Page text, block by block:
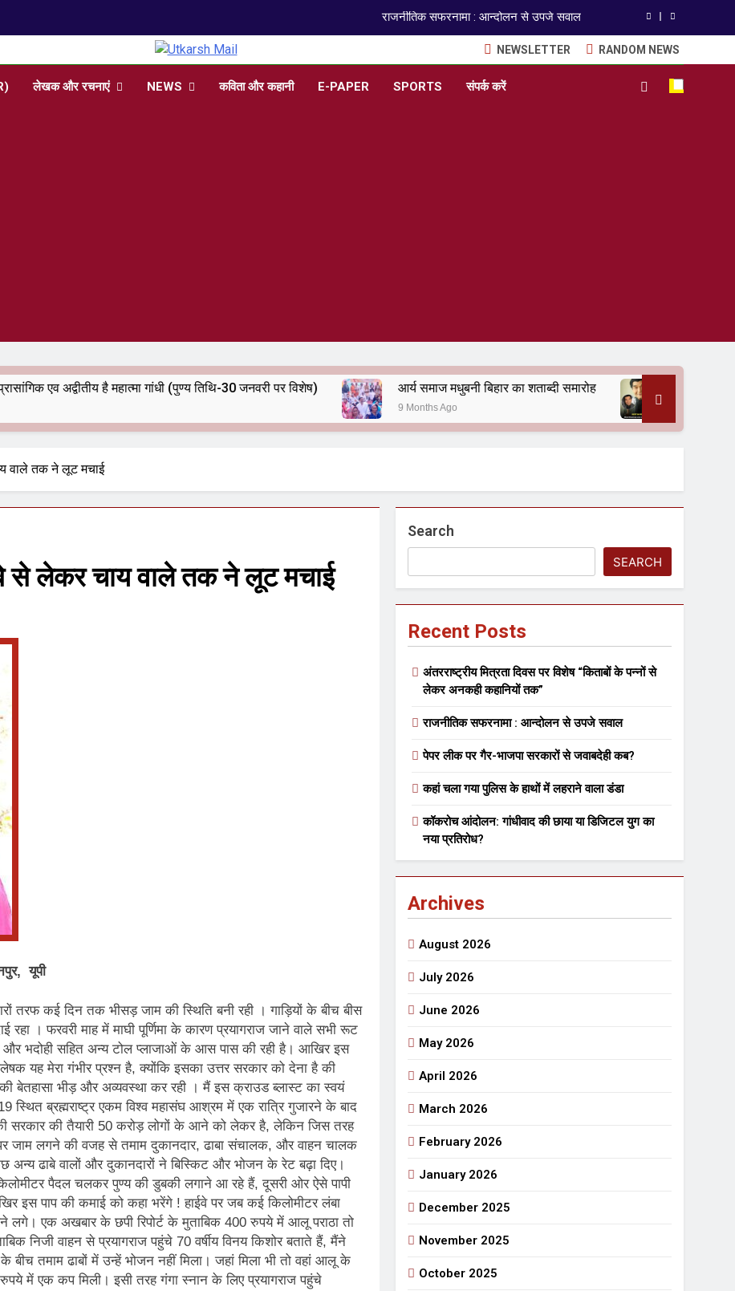
राजनीतिक सफरनामा : आन्दोलन से उपजे सवाल
पेपर लीक पर गैर-भाजपा सरकारों से जवाबदेही कब?
कहां चला गया पुलिस के हाथों में लहराने वाला डंडा
Mail
NEWSLETTER RANDOM NEWS
लेखक और रचनाएं NEWS कविता और कहानी E-PAPER SPORTS संपर्क करें
भारतीय राजनीति में आज भी प्रासांगिक एव अद्वीतीय है महात्मा गांधी (पुण्य तिथि-30 जनवरी पर विशेष) आर्य समाज मधुबनी बिहार का शताब्दी समारोह
9 Months Ago
अलविदा “अंग्रेज़ों के ज़माने के
10 Months Ago
वाले तक ने लूट मचाई
से लेकर चाय वाले तक ने लूट मचाई
यूपी
तरफ कई दिन तक भीसड़ जाम की स्थिति बनी रही । गाड़ियों के बीच बीस
। फरवरी माह में माघी पूर्णिमा के कारण प्रयागराज जाने वाले सभी रूट
भदोही सहित अन्य टोल प्लाजाओं के आस पास की रही है। आखिर इस
यह मेरा गंभीर प्रश्न है, क्योंकि इसका उत्तर सरकार को देना है की
बेतहासा भीड़ और अव्यवस्था कर रही । मैं इस क्राउड ब्लास्ट का स्वयं
स्थित ब्रह्मराष्ट्र एकम विश्व महासंघ आश्रम में एक रात्रि गुजारने के बाद
सरकार की तैयारी 50 करोड़ लोगों के आने को लेकर है, लेकिन जिस तरह
जाम लगने की वजह से तमाम दुकानदार, ढाबा संचालक, और वाहन चालक
ढाबे वालों और दुकानदारों ने बिस्किट और भोजन के रेट बढ़ा दिए।
पैदल चलकर पुण्य की डुबकी लगाने आ रहे हैं, दूसरी ओर ऐसे पापी
इस पाप की कमाई को कहा भरेंगे ! हाईवे पर जब कई किलोमीटर लंबा
लगे। एक अखबार के छपी रिपोर्ट के मुताबिक 400 रुपये में आलू पराठा तो
निजी वाहन से प्रयागराज पहुंचे 70 वर्षीय विनय किशोर बताते हैं, मैंने
तमाम ढाबों में उन्हें भोजन नहीं मिला। जहां मिला भी तो वहां आलू के
में एक कप मिली। इसी तरह गंगा स्नान के लिए प्रयागराज पहुंचे
Search
SEARCH
Recent Posts
अंतरराष्ट्रीय मित्रता दिवस पर विशेष “किताबों के पन्नों से
लेकर अनकही कहानियों तक”
राजनीतिक सफरनामा : आन्दोलन से उपजे सवाल
पेपर लीक पर गैर-भाजपा सरकारों से जवाबदेही कब?
कहां चला गया पुलिस के हाथों में लहराने वाला डंडा
कॉकरोच आंदोलन: गांधीवाद की छाया या डिजिटल युग का
नया प्रतिरोध?
Archives
August 2026
July 2026
June 2026
May 2026
April 2026
March 2026
February 2026
January 2026
December 2025
November 2025
October 2025